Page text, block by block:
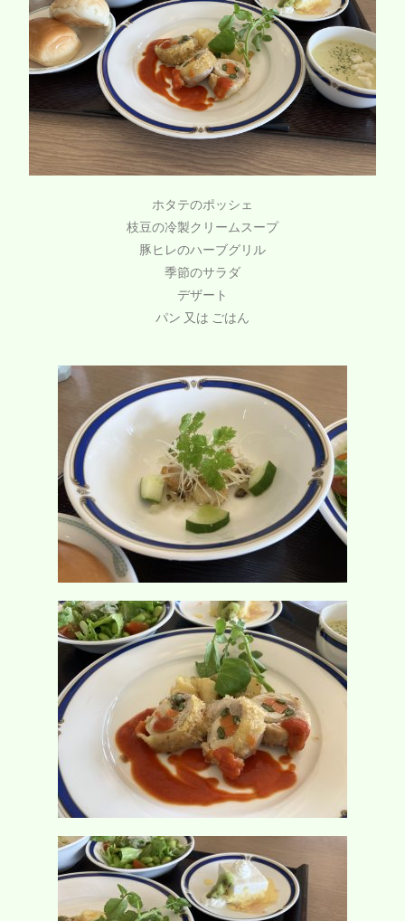
ホタテのポッシェ
枝豆の冷製クリームスープ
豚ヒレのハーブグリル
季節のサラダ
デザート
パン 又は ごはん